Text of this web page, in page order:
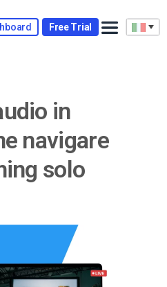
Free Trial
in
navigare
solo